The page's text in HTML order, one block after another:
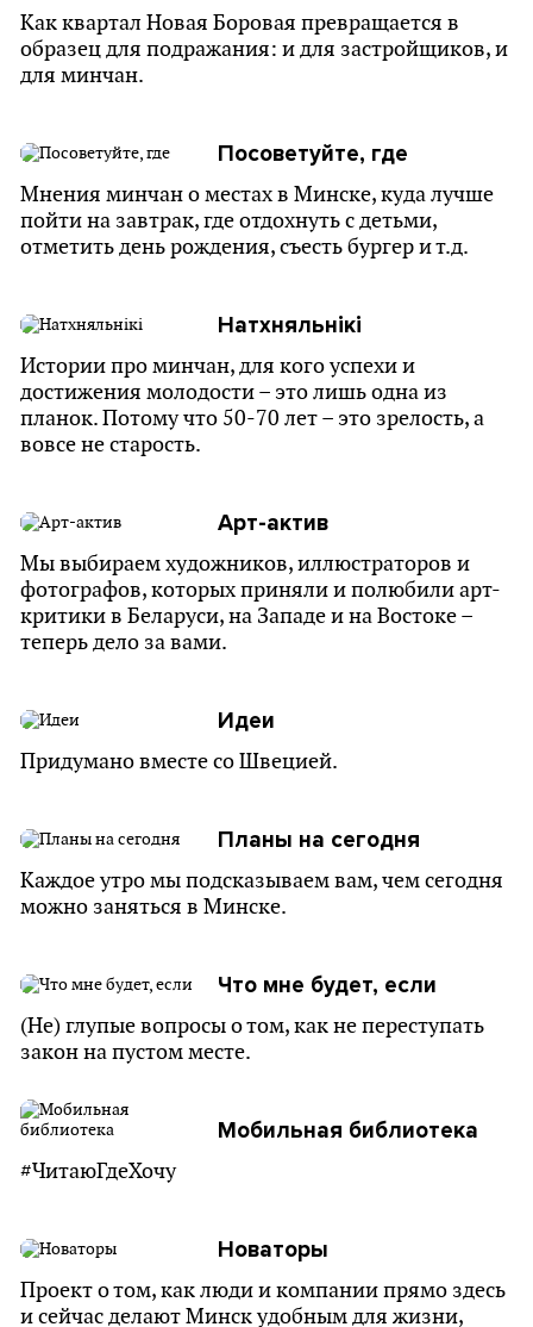
Как квартал Новая Боровая превращается в
образец для подражания: и для застройщиков, и
для минчан.
Посоветуйте, где
Мнения минчан о местах в Минске, куда лучше
пойти на завтрак, где отдохнуть с детьми,
отметить день рождения, съесть бургер и т.д.
Натхняльнікі
Истории про минчан, для кого успехи и
достижения молодости – это лишь одна из
планок. Потому что 50-70 лет – это зрелость, а
вовсе не старость.
Арт-актив
Мы выбираем художников, иллюстраторов и
фотографов, которых приняли и полюбили арт-
критики в Беларуси, на Западе и на Востоке –
теперь дело за вами.
Идеи
Придумано вместе со Швецией.
Планы на сегодня
Каждое утро мы подсказываем вам, чем сегодня
можно заняться в Минске.
Что мне будет, если
(Не) глупые вопросы о том, как не переступать
закон на пустом месте.
Мобильная библиотека
#ЧитаюГдеХочу
Новаторы
Проект о том, как люди и компании прямо здесь
и сейчас делают Минск удобным для жизни,